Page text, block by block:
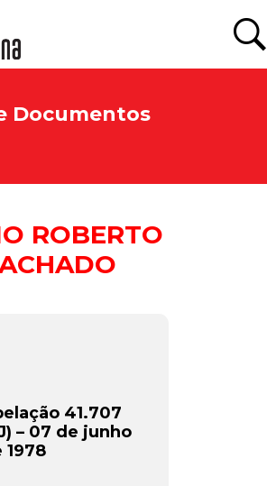
Documentos
ROBERTO
41.707
– 07 de junho
1978